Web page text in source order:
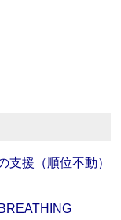
支援（順位不動）